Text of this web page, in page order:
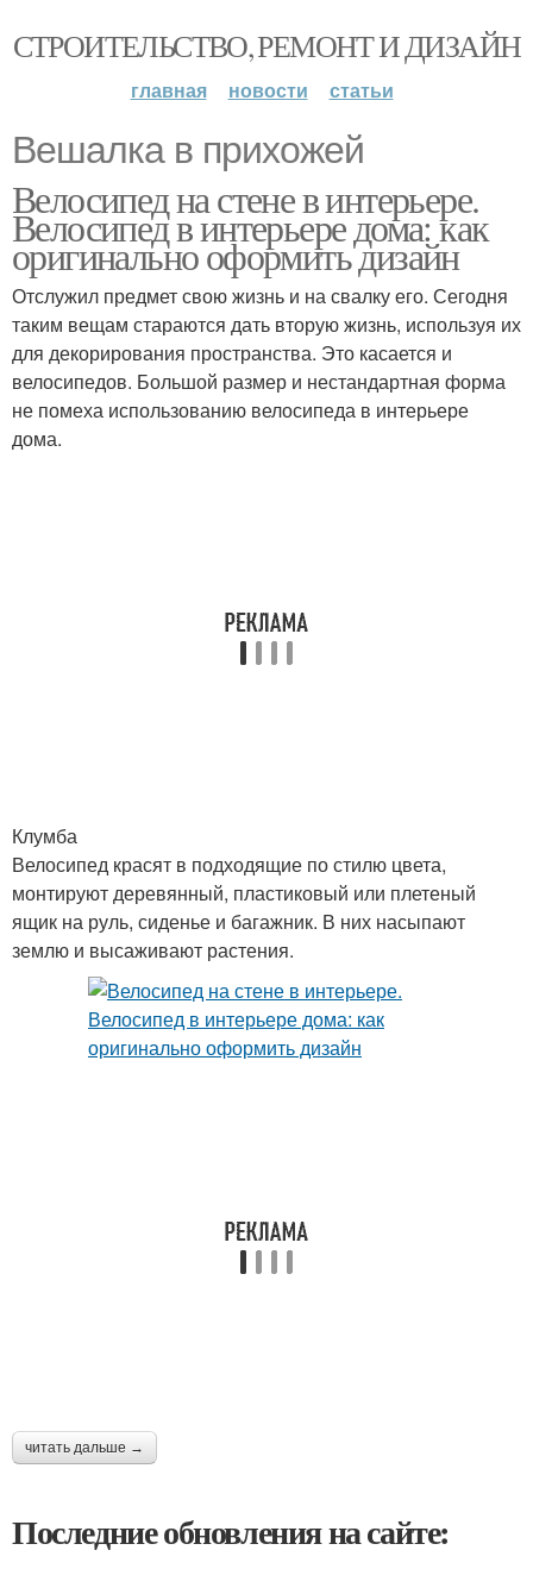
СТРОИТЕЛЬСТВО, РЕМОНТ И ДИЗАЙН
главная новости статьи
Вешалка в прихожей
Велосипед на стене в интерьере.
Велосипед в интерьере дома: как
оригинально оформить дизайн
Отслужил предмет свою жизнь и на свалку его. Сегодня
таким вещам стараются дать вторую жизнь, используя их
для декорирования пространства. Это касается и
велосипедов. Большой размер и нестандартная форма
не помеха использованию велосипеда в интерьере
дома.
Клумба
Велосипед красят в подходящие по стилю цвета,
монтируют деревянный, пластиковый или плетеный
ящик на руль, сиденье и багажник. В них насыпают
землю и высаживают растения.
читать дальше →
Последние обновления на сайте: